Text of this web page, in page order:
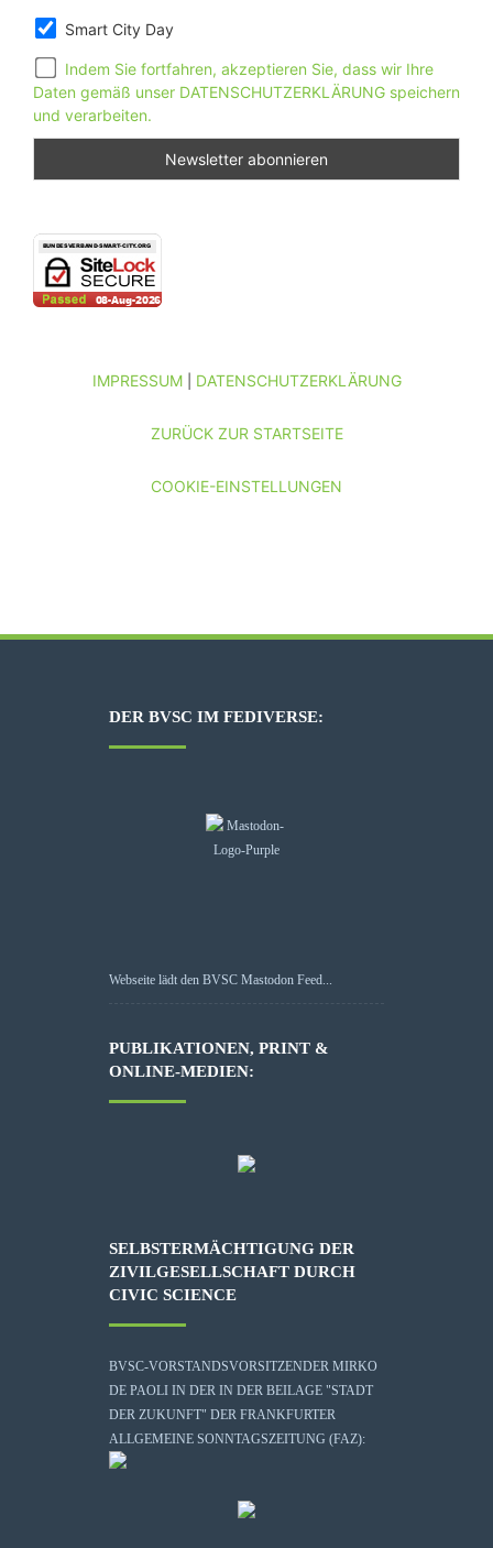
Smart City Day
Indem Sie fortfahren, akzeptieren Sie, dass wir Ihre
Daten gemäß unser DATENSCHUTZERKLÄRUNG speichern
und verarbeiten.
IMPRESSUM| DATENSCHUTZERKLÄRUNG
ZURÜCK ZUR STARTSEITE
COOKIE-EINSTELLUNGEN
DER BVSC IM FEDIVERSE:
Webseite lädt den BVSC Mastodon Feed...
PUBLIKATIONEN, PRINT &
ONLINE-MEDIEN:
SELBSTERMÄCHTIGUNG DER
ZIVILGESELLSCHAFT DURCH
CIVIC SCIENCE
BVSC-VORSTANDSVORSITZENDER MIRKO
DE PAOLI IN DER IN DER BEILAGE "STADT
DER ZUKUNFT" DER FRANKFURTER
ALLGEMEINE SONNTAGSZEITUNG (FAZ):